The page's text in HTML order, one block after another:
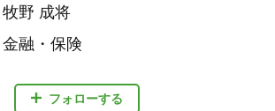
フォローする
牧野 成将
金融・保険